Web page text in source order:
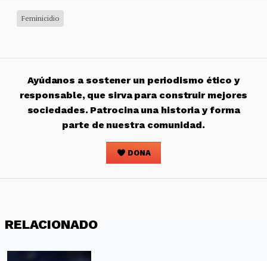
Feminicidio
Ayúdanos a sostener un periodismo ético y
responsable, que sirva para construir mejores
sociedades. Patrocina una historia y forma
parte de nuestra comunidad.
DONA
RELACIONADO